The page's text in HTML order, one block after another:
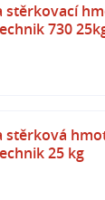
stěrkovací
730
stěrková
25 kg